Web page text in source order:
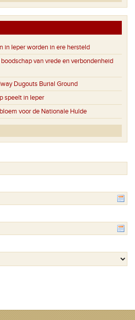
in Ieper worden in ere hersteld
van vrede en verbondenheid
Dugouts Burial Ground
speelt in Ieper
voor de Nationale Hulde